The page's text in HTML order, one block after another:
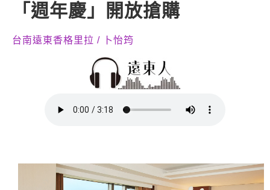
「週年慶」開放搶購
台南遠東香格里拉 / 卜怡筠